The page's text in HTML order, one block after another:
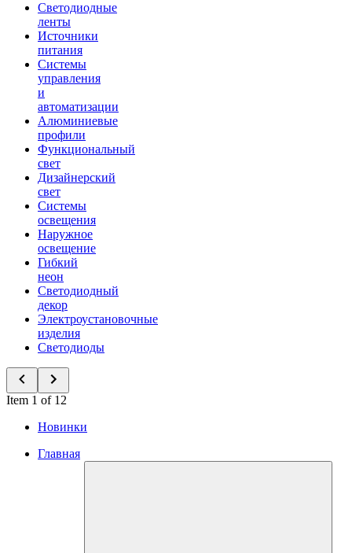
Светодиодные
ленты
Источники
питания
Системы
управления
и
автоматизации
Алюминиевые
профили
Функциональный
свет
Дизайнерский
свет
Системы
освещения
Наружное
освещение
Гибкий
неон
Светодиодный
декор
Электроустановочные
изделия
Светодиоды
Item 1 of 12
Новинки
Главная